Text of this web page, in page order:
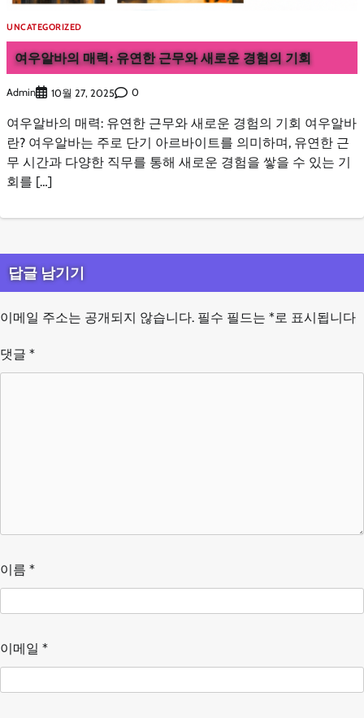
UNCATEGORIZED
여우알바의 매력: 유연한 근무와 새로운 경험의 기회
Admin 10월 27, 2025 0
여우알바의 매력: 유연한 근무와 새로운 경험의 기회 여우알바
란? 여우알바는 주로 단기 아르바이트를 의미하며, 유연한 근
무 시간과 다양한 직무를 통해 새로운 경험을 쌓을 수 있는 기
회를 […]
답글 남기기
이메일 주소는 공개되지 않습니다. 필수 필드는 *로 표시됩니다
댓글 *
이름 *
이메일 *